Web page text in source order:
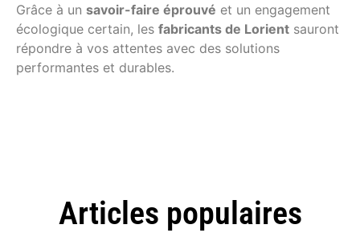
Grâce à un savoir-faire éprouvé et un engagement
écologique certain, les fabricants de Lorient sauront
répondre à vos attentes avec des solutions
performantes et durables.
Articles populaires